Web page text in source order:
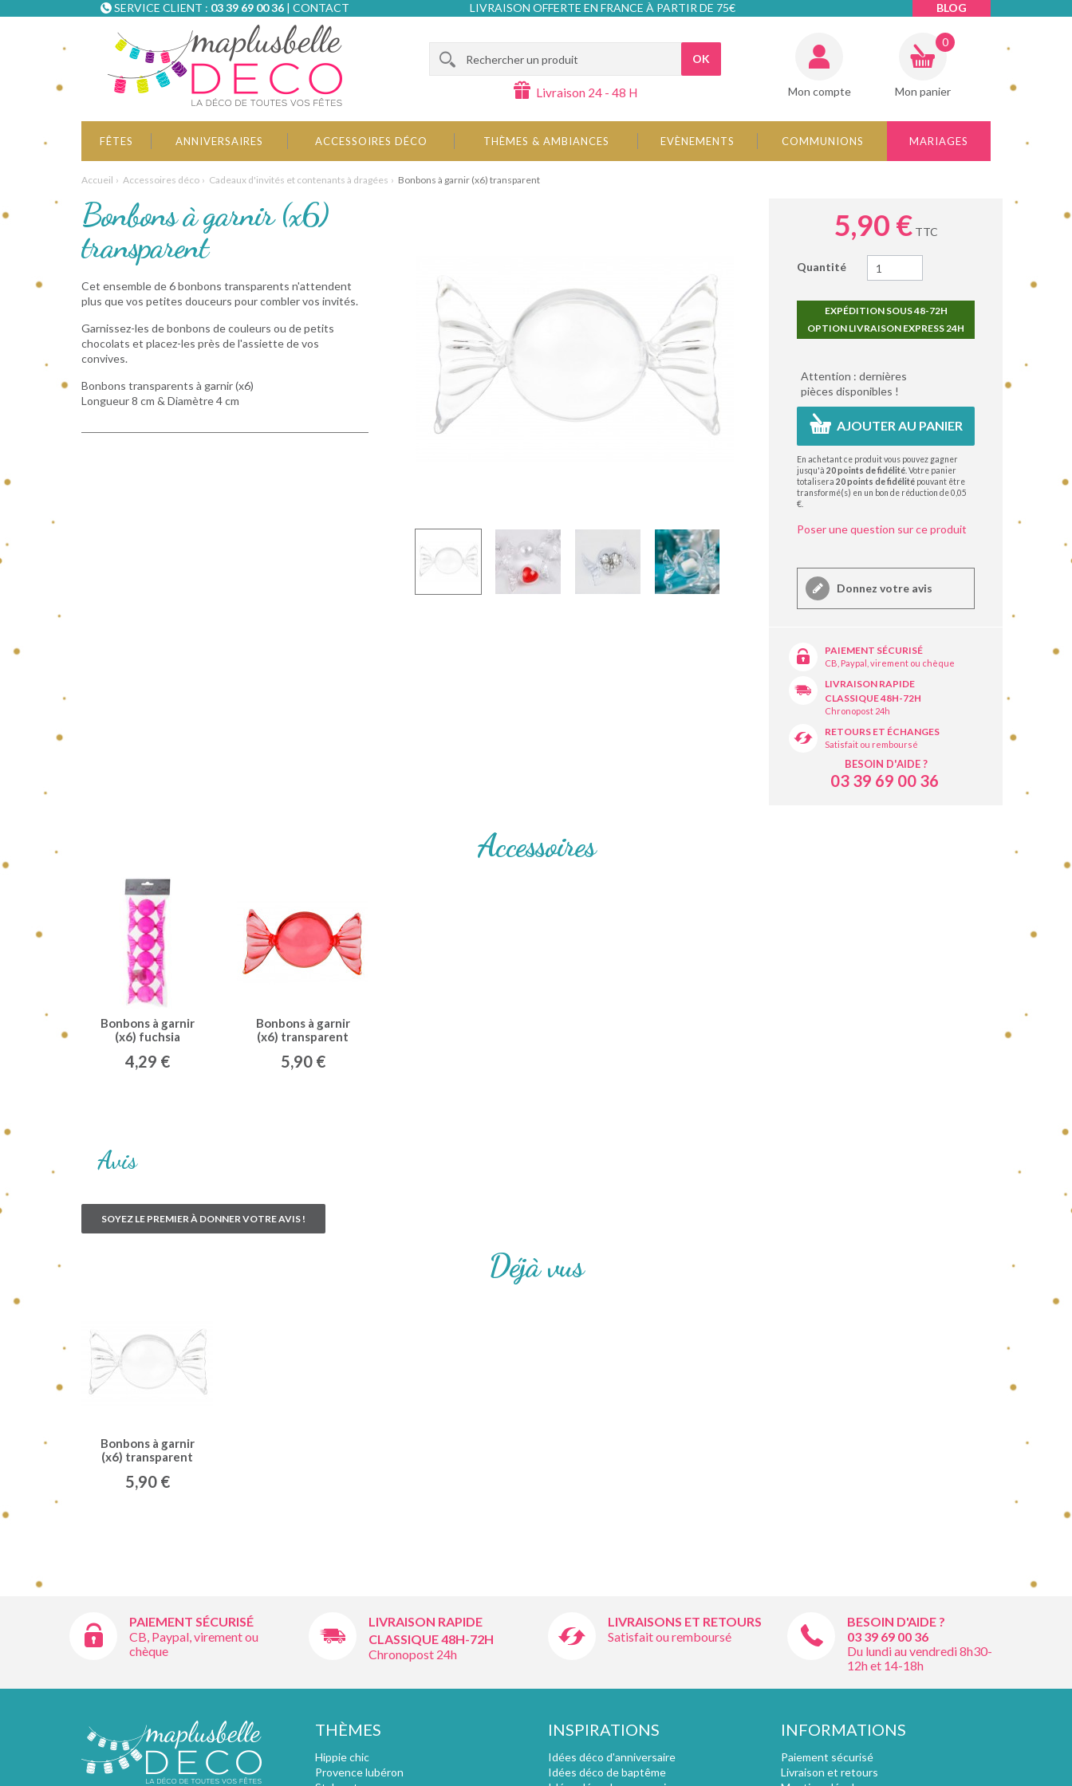
SERVICE CLIENT : 03 39 69 00 36| CONTACT LIVRAISON OFFERTE EN FRANCE À PARTIR DE 75€ BLOG
OK
Livraison 24 - 48 H Mon compte Mon panier
0
FÊTES ANNIVERSAIRES ACCESSOIRES DÉCO THÈMES & AMBIANCES EVÈNEMENTS COMMUNIONS MARIAGES
Accueil Accessoires déco Cadeaux d'invités et contenants à dragées Bonbons à garnir (x6) transparent
Bonbons à garnir (x6)
transparent
Cet ensemble de 6 bonbons transparents n'attendent
plus que vos petites douceurs pour combler vos invités.
Garnissez-les de bonbons de couleurs ou de petits
chocolats et placez-les près de l'assiette de vos
convives.
Bonbons transparents à garnir (x6)
Longueur 8 cm & Diamètre 4 cm
5,90 €TTC
Quantité
EXPÉDITION SOUS 48-72H
OPTION LIVRAISON EXPRESS 24H
Attention : dernières
pièces disponibles !
AJOUTER AU PANIER
En achetant ce produit vous pouvez gagner
jusqu'à20points de fidélité . Votre panier
totalisera20points de fidélité pouvant être
transformé(s) en un bon de réduction de0,05
€
Poser une question sur ce produit
Donnez votre avis
PAIEMENT SÉCURISÉ
CB, Paypal, virement ou chèque
LIVRAISON RAPIDE
CLASSIQUE 48H-72H
Chronopost 24h
RETOURS ET ÉCHANGES
Satisfait ou remboursé
BESOIN D'AIDE ?
03 39 69 00 36
Accessoires
Bonbons à garnir
(x6) fuchsia
4,29 €
Bonbons à garnir
(x6) transparent
5,90 €
Avis
SOYEZ LE PREMIER À DONNER VOTRE AVIS !
Déjà vus
Bonbons à garnir
(x6) transparent
5,90 €
PAIEMENT SÉCURISÉ
CB, Paypal, virement ou
chèque
LIVRAISON RAPIDE
CLASSIQUE 48H-72H
Chronopost 24h
LIVRAISONS ET RETOURS
Satisfait ou remboursé
BESOIN D'AIDE ?
03 39 69 00 36
Du lundi au vendredi 8h30-
12h et 14-18h
THÈMES
Hippie chic
Provence lubéron
INSPIRATIONS
Idées déco d'anniversaire
Idées déco de baptême
INFORMATIONS
Paiement sécurisé
Livraison et retours